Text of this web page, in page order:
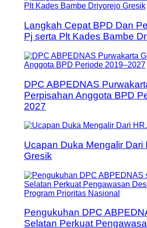
Langkah Cepat BPD Dan
Pj serta Plt Kades Bambe
DPC ABPEDNAS
Perpisahan Anggota BPD
2027
Ucapan Duka Mengalir Dari
Gresik
Pengukuhan DPC
Selatan Perkuat